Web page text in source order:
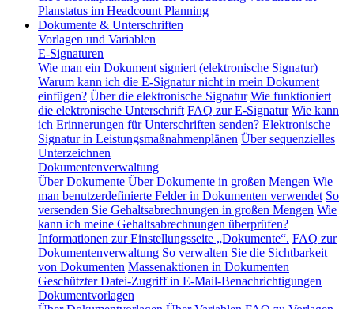
Planstatus im Headcount Planning
Dokumente & Unterschriften
Vorlagen und Variablen
E-Signaturen
Wie man ein Dokument signiert (elektronische Signatur)
Warum kann ich die E-Signatur nicht in mein Dokument
einfügen? Über die elektronische Signatur Wie funktioniert
die elektronische Unterschrift FAQ zur E-Signatur Wie kann
ich Erinnerungen für Unterschriften senden? Elektronische
Signatur in Leistungsmaßnahmenplänen Über sequenzielles
Unterzeichnen
Dokumentenverwaltung
Über Dokumente Über Dokumente in großen Mengen Wie
man benutzerdefinierte Felder in Dokumenten verwendet So
versenden Sie Gehaltsabrechnungen in großen Mengen Wie
kann ich meine Gehaltsabrechnungen überprüfen?
Informationen zur Einstellungsseite „Dokumente“. FAQ zur
Dokumentenverwaltung So verwalten Sie die Sichtbarkeit
von Dokumenten Massenaktionen in Dokumenten
Geschützter Datei-Zugriff in E-Mail-Benachrichtigungen
Dokumentvorlagen